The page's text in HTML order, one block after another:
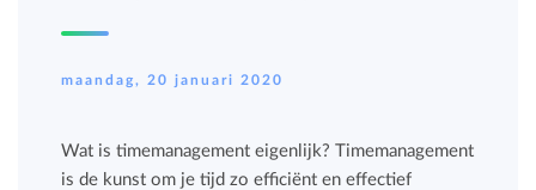
maandag, 20 januari 2020
Wat is timemanagement eigenlijk? Timemanagement
is de kunst om je tijd zo efficiënt en effectief